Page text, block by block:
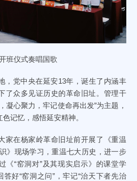
班仪式奏唱国歌
，党中央在延安13年，诞生了内涵丰
了众多见证历史的革命旧址。管理干
凝心聚力，牢记使命再出发”为主题，
记忆，感悟延安精神。
家在杨家岭革命旧址前开展了《重温
》现场学习，重温七大历史，进一步
《“窑洞对”及其现实启示》的课堂学
答好“窑洞之问”，牢记“治天下者先治